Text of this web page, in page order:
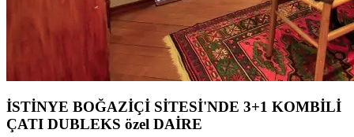
İSTİNYE BOĞAZİÇİ SİTESİ'NDE 3+1 KOMBİLİ
ÇATI DUBLEKS özel DAİRE